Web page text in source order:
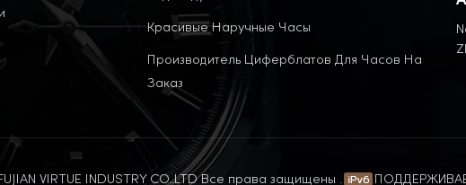
Красивые Наручные Часы
Производитель Циферблатов Для Часов На
Заказ
VIRTUE INDUSTRY CO..LTD Все права защищены .